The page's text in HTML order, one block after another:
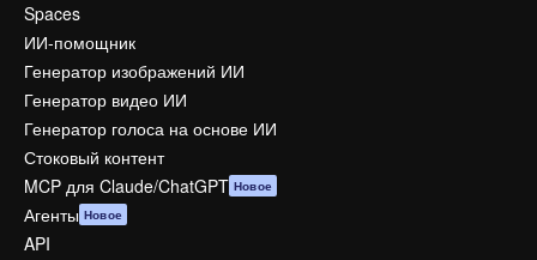
Spaces
ИИ-помощник
Генератор изображений ИИ
Генератор видео ИИ
Генератор голоса на основе ИИ
Стоковый контент
MCP для Claude/ChatGPT Новое
Агенты Новое
API